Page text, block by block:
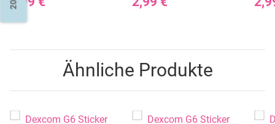
Ähnliche Produkte